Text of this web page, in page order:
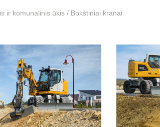
ir komunalinis ūkis / Bokštiniai kranai